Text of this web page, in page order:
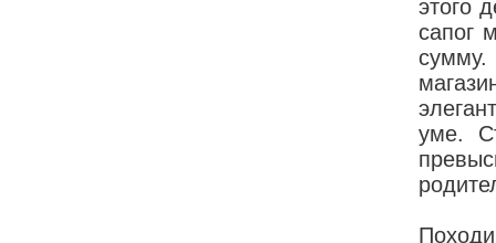
этого
сапог
уме.